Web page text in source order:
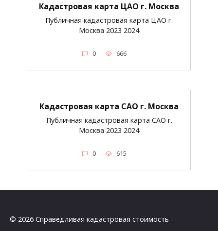
Кадастровая карта ЦАО г. Москва
Публичная кадастровая карта ЦАО г.
Москва 2023 2024
0 666
Кадастровая карта САО г. Москва
Публичная кадастровая карта САО г.
Москва 2023 2024
0 615
© 2026 Справедливая кадастровая стоимость